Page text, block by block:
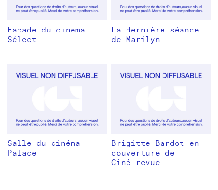
Facade du cinéma
Sélect
La dernière séance
de Marilyn
Salle du cinéma
Palace
Brigitte Bardot en
couverture de
Ciné-revue